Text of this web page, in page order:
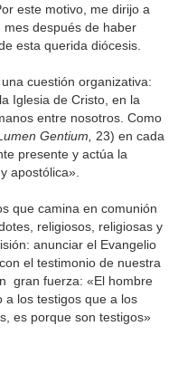
este motivo, me dirijo a
después de haber
esta querida diócesis.
cuestión organizativa:
Iglesia de Cristo, en la
entre nosotros. Como
Gentium, 23) en cada
presente y actúa la
apostólica».
que camina en comunión
religiosos, religiosas y
anunciar el Evangelio
el testimonio de nuestra
gran fuerza: «El hombre
a los testigos que a los
es porque son testigos»